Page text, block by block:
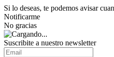
Si lo deseas, te podemos avisar
Notificarme
No gracias
Suscribite a nuestro newsletter